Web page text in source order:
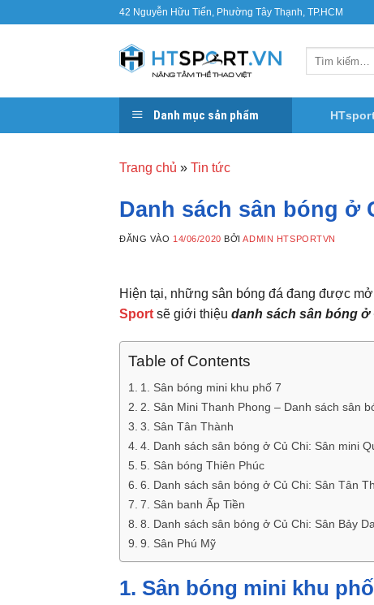
42 Nguyễn Hữu Tiến, Phường Tây Thạnh, TP.HCM
Danh mục sản phẩm
Trang chủ » Tin tức
Danh sách sân bóng ở
ĐĂNG VÀO 14/06/2020 BỞIADMIN HTSPORTVN
Hiện tại, những sân bóng đá đang được
Sport sẽ giới thiệu danh sách sân bóng ở
Table of Contents
1. Sân bóng mini khu phố 7
2. Sân Mini Thanh Phong – Danh sách sân
3. Sân Tân Thành
4. Danh sách sân bóng ở Củ Chi: Sân mini
5. Sân bóng Thiên Phúc
6. Danh sách sân bóng ở Củ Chi: Sân Tân
7. Sân banh Ấp Tiền
8. Danh sách sân bóng ở Củ Chi: Sân Bảy
9. Sân Phú Mỹ
1. Sân bóng mini khu